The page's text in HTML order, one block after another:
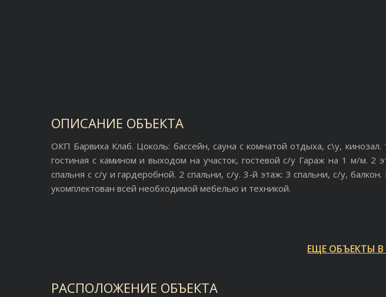
ОПИСАНИЕ ОБЪЕКТА
ОКП Барвиха Клаб. Цоколь: бассейн, сауна с комнатой отдыха, с\у, кинозал.
гостиная с камином и выходом на участок, гостевой с/у Гараж на 1 м/м. 2
спальня с с/у и гардеробной. 2 спальни, с/у. 3-й этаж: 3 спальни, с/у,
укомплектован всей необходимой мебелью и техникой.
ЕЩЕ ОБЪЕКТЫ
РАСПОЛОЖЕНИЕ ОБЪЕКТА